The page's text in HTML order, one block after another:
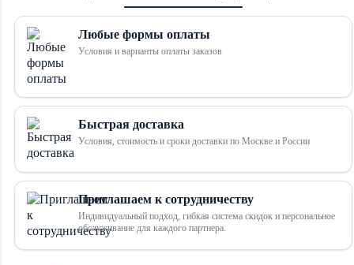
Любые формы оплаты
Условия и варианты оплаты заказов
Быстрая доставка
Условия, стоимость и сроки доставки по Москве и России
Приглашаем к сотрудничеству
Индивидуальный подход, гибкая система скидок и персональное
обслуживание для каждого партнера.